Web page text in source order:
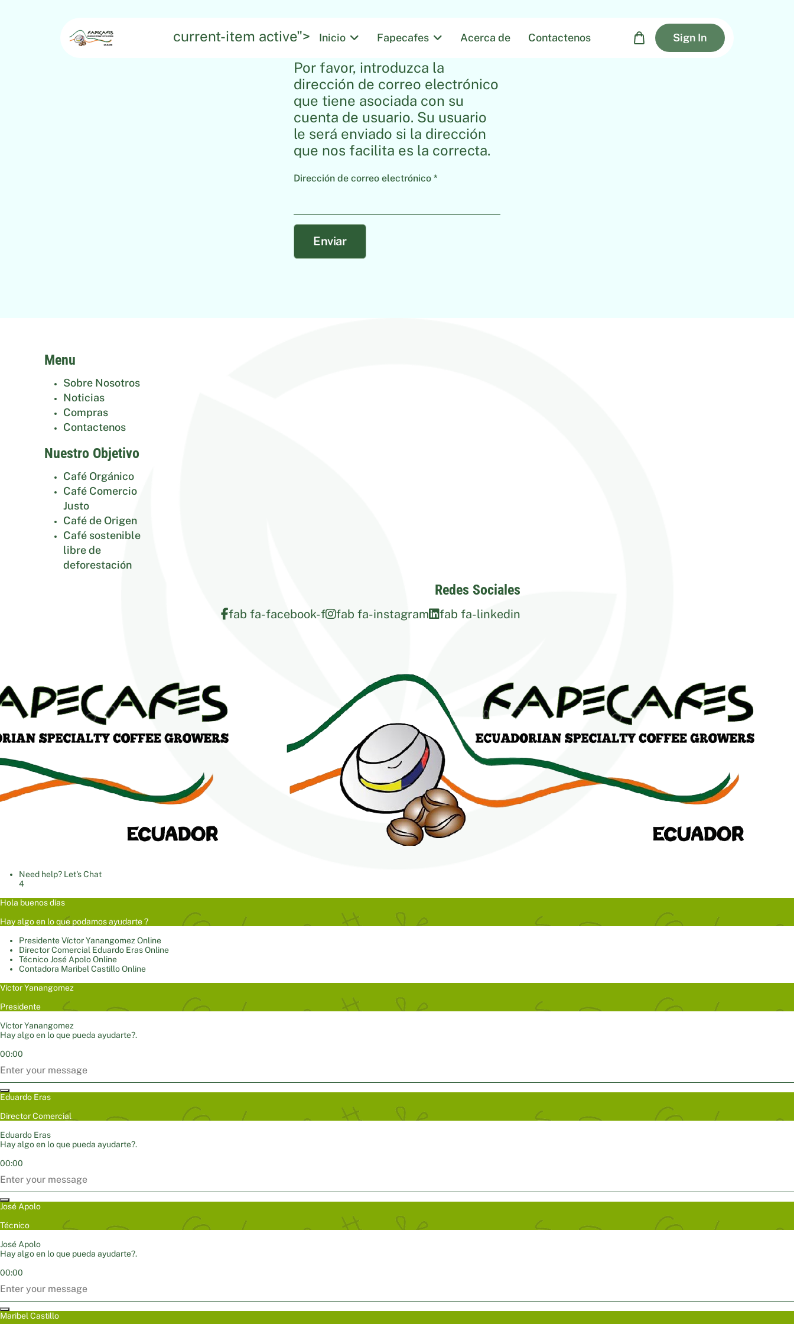
current-item active"> Inicio Fapecafes Acerca de Contactenos Sign In
Por favor, introduzca la
dirección de correo electrónico
que tiene asociada con su
cuenta de usuario. Su usuario
le será enviado si la dirección
que nos facilita es la correcta.
Dirección de correo electrónico *
Enviar
Menu
Sobre Nosotros
Noticias
Compras
Contactenos
Nuestro Objetivo
Café Orgánico
Café Comercio
Justo
Café de Origen
Café sostenible
libre de
deforestación
Redes Sociales
fab fa-facebook-f fab fa-instagram fab fa-linkedin
Need help? Let's Chat
4
Hola buenos días
Hay algo en lo que podamos ayudarte ?
PresidenteVíctor Yanangomez Online
Director Comercial Eduardo ErasOnline
TécnicoJosé ApoloOnline
Contadora Maribel CastilloOnline
Víctor Yanangomez
Presidente
Víctor Yanangomez
Hay algo en lo que pueda ayudarte?.
00:00
Eduardo Eras
Director Comercial
Eduardo Eras
Hay algo en lo que pueda ayudarte?.
00:00
José Apolo
Técnico
José Apolo
Hay algo en lo que pueda ayudarte?.
00:00
Maribel Castillo